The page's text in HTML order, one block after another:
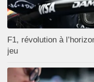
F1, révolution à
jeu